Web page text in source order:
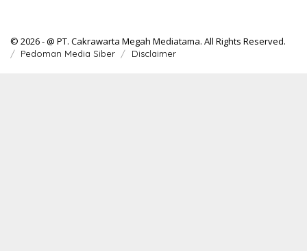
© 2026 - @ PT. Cakrawarta Megah Mediatama. All Rights Reserved.
Pedoman Media Siber Disclaimer